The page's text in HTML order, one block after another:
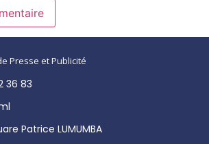
Presse et Publicité
36 83
Patrice LUMUMBA